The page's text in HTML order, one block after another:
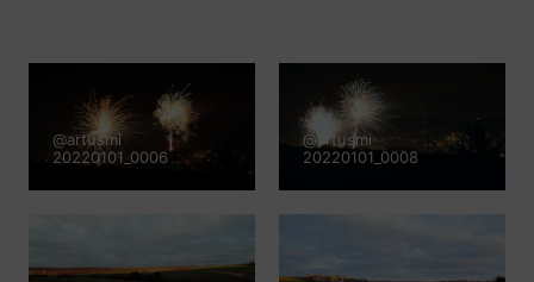
@artusmi
20220101_0006
@artusmi
20220101_0008